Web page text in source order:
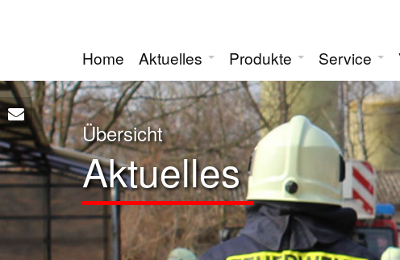
Home Aktuelles Produkte Service
Übersicht
Aktuelles